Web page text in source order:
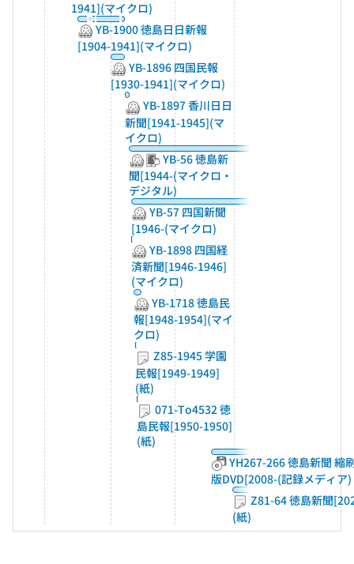
1941](マイクロ)
YB-1900 徳島日日新報
[1904-1941](マイクロ)
YB-1896 四国民報
[1930-1941](マイクロ)
YB-1897 香川日日
新聞[1941-1945](マ
イクロ)
YB-56 徳島新
聞[1944-(マイクロ・
デジタル)
YB-57 四国新聞
[1946-(マイクロ)
YB-1898 四国経
済新聞[1946-1946]
(マイクロ)
YB-1718 徳島民
報[1948-1954](マイ
クロ)
Z85-1945 学園
民報[1949-1949]
(紙)
071-To4532 徳
島民報[1950-1950]
(紙)
YH267-266 徳島新聞 縮
版DVD[2008-(記録メディア)
Z81-64 徳島新聞
(紙)